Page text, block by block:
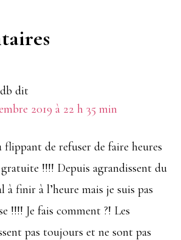
dit
2019 à 22 h 35 min
flippant de refuser de faire heures
!!!! Depuis agrandissent du
à finir à l’heure mais je suis pas
!!!! Je fais comment ?! Les
pas toujours et ne sont pas